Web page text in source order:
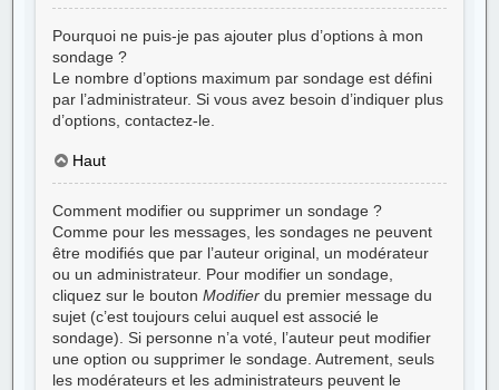
Pourquoi ne puis-je pas ajouter plus d’options à mon
sondage ?
Le nombre d’options maximum par sondage est défini
par l’administrateur. Si vous avez besoin d’indiquer plus
d’options, contactez-le.
Haut
Comment modifier ou supprimer un sondage ?
Comme pour les messages, les sondages ne peuvent
être modifiés que par l’auteur original, un modérateur
ou un administrateur. Pour modifier un sondage,
cliquez sur le boutonModifier du premier message du
sujet (c’est toujours celui auquel est associé le
sondage). Si personne n’a voté, l’auteur peut modifier
une option ou supprimer le sondage. Autrement, seuls
les modérateurs et les administrateurs peuvent le